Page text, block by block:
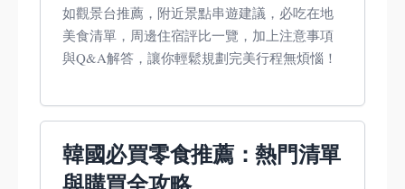
如觀景台推薦，附近景點串遊建議，必吃在地
美食清單，周邊住宿評比一覽，加上注意事項
與Q&A解答，讓你輕鬆規劃完美行程無煩惱！
韓國必買零食推薦：熱門清單
與購買全攻略